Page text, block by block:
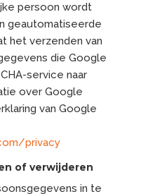
persoon wordt
geautomatiseerde
het verzenden van
die Google
service naar
over Google
van Google
privacy
of verwijderen
in te